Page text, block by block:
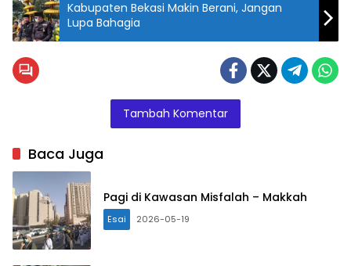
Kabupaten Bekasi Makin Berani, Jangan
Lupa Bahagia
Tambah Komentar
Baca Juga
Pagi di Kawasan Misfalah – Makkah
Esai 2026-05-19